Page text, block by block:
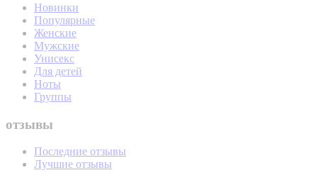
Новинки
Популярные
Женские
Мужские
Унисекс
Для детей
Ноты
Группы
отзывы
Последние отзывы
Лучшие отзывы